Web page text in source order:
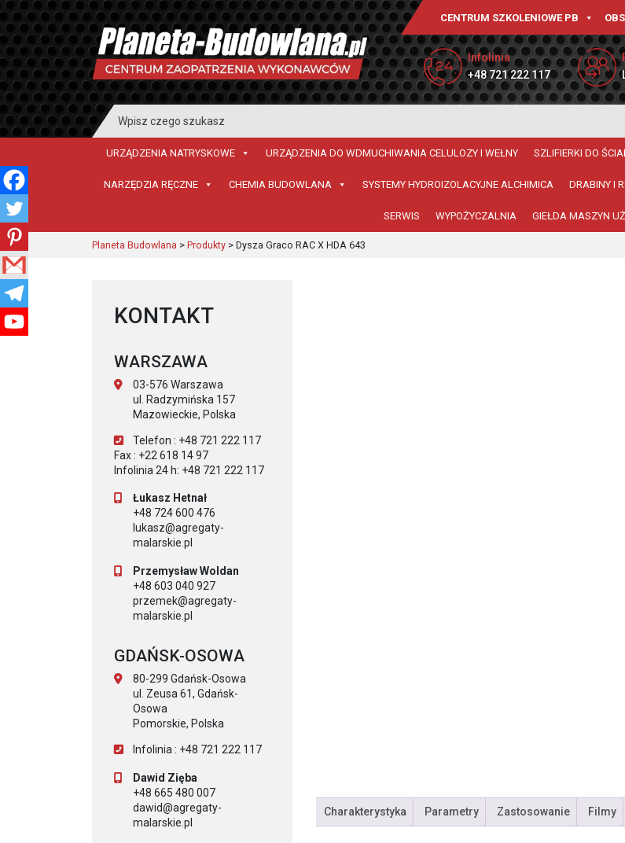
CENTRUM SZKOLENIOWE PB
Infolinia
+48 721 222 117
Search
for:
URZĄDZENIA NATRYSKOWE URZĄDZENIA DO WDMUCHIWANIA CELULOZY I WEŁNY SZLIFIERKI DO
NARZĘDZIA RĘCZNE CHEMIA BUDOWLANA SYSTEMY HYDROIZOLACYJNE ALCHIMICA DRABINY I
SERWIS WYPOŻYCZALNIA GIEŁDA MASZYN
Planeta Budowlana > Produkty > Dysza Graco RAC X HDA 643
Charakterystyka Parametry Zastosowanie Filmy
KONTAKT
WARSZAWA
03-576 Warszawa
ul. Radzymińska 157
Mazowieckie, Polska
Telefon : +48 721 222 117
Fax : +22 618 14 97
Infolinia 24 h: +48 721 222 117
Łukasz Hetnał
+48 724 600 476
lukasz@agregaty-
malarskie.pl
Przemysław Woldan
+48 603 040 927
przemek@agregaty-
malarskie.pl
GDAŃSK-OSOWA
80-299 Gdańsk-Osowa
ul. Zeusa 61, Gdańsk-
Osowa
Pomorskie, Polska
Infolinia : +48 721 222 117
Dawid Zięba
+48 665 480 007
dawid@agregaty-
malarskie.pl